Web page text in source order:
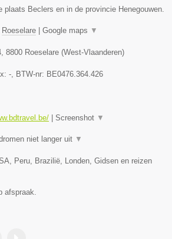
plaats Beclers en in de provincie Henegouwen.
Roeselare Google maps ▼
, 8800 Roeselare (West-Vlaanderen)
-, BTW-nr: BE0476.364.426
Screenshot ▼
niet langer uit ▼
Peru, Brazilië, Londen, Gidsen en reizen
afspraak.